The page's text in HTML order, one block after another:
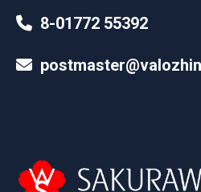
8-01772 55392